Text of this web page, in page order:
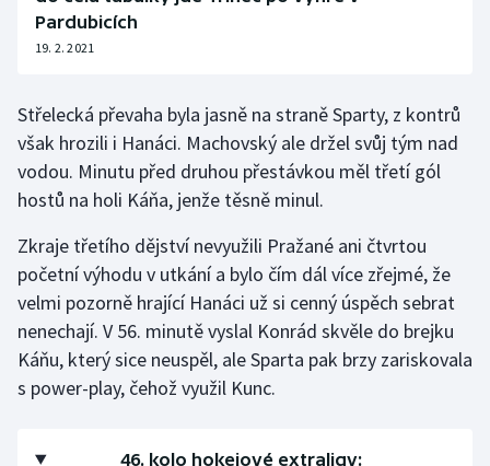
Pardubicích
19. 2. 2021
Střelecká převaha byla jasně na straně Sparty, z kontrů
však hrozili i Hanáci. Machovský ale držel svůj tým nad
vodou. Minutu před druhou přestávkou měl třetí gól
hostů na holi Káňa, jenže těsně minul.
Zkraje třetího dějství nevyužili Pražané ani čtvrtou
početní výhodu v utkání a bylo čím dál více zřejmé, že
velmi pozorně hrající Hanáci už si cenný úspěch sebrat
nenechají. V 56. minutě vyslal Konrád skvěle do brejku
Káňu, který sice neuspěl, ale Sparta pak brzy zariskovala
s power-play, čehož využil Kunc.
46. kolo hokejové extraligy: